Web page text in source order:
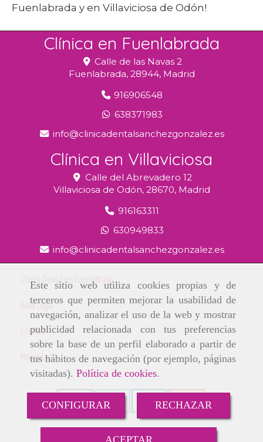
Este sitio web utiliza cookies propias y de
terceros que permiten mejorar la usabilidad de
navegación, analizar el uso de la web y mostrar
publicidad relacionada con tus preferencias
sobre la base de un perfil elaborado a partir de
tus hábitos de navegación (por ejemplo, páginas
visitadas). Política de cookies.
CONFIGURAR RECHAZAR
ACEPTAR
Fuenlabrada y en Villaviciosa de Odón!
Clínica en Fuenlabrada
Calle de las Navas 2
Fuenlabrada, 28944, Madrid
916906548
638371983
info
clinicadentalsanchezgonzalez.es
Clínica en Villaviciosa
Calle del Abrevadero 12
Villaviciosa de Odón, 28670, Madrid
916163311
630949833
info
clinicadentalsanchezgonzalez.es
Clínica Dental en Fuenlabrada
Aviso Legal
Cookies
Privacidad